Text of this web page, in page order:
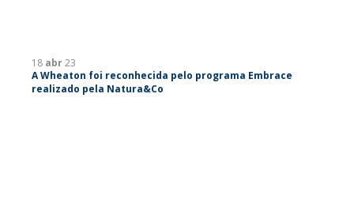
18 abr23
A Wheaton foi reconhecida pelo programa Embrace
realizado pela Natura&Co